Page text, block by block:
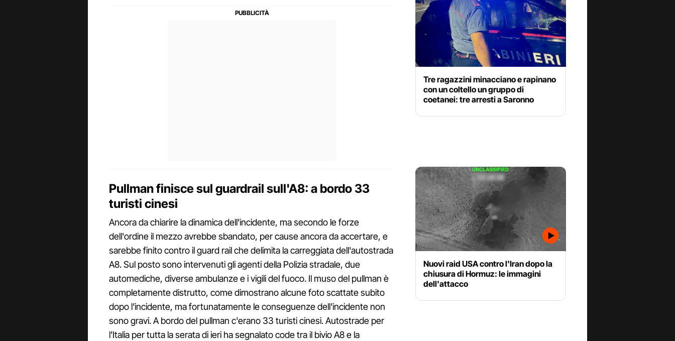
Pullman finisce sul guardrail sull'A8: a bordo 33
turisti cinesi
Ancora da chiarire la dinamica dell'incidente, ma secondo le forze
dell'ordine il mezzo avrebbe sbandato, per cause ancora da accertare, e
sarebbe finito contro il guard rail che delimita la carreggiata dell'autostrada
A8. Sul posto sono intervenuti gli agenti della Polizia stradale, due
automediche, diverse ambulanze e i vigili del fuoco. Il muso del pullman è
completamente distrutto, come dimostrano alcune foto scattate subito
dopo l'incidente, ma fortunatamente le conseguenze dell'incidente non
sono gravi. A bordo del pullman c'erano 33 turisti cinesi. Autostrade per
l'Italia per tutta la serata di ieri ha segnalato code tra il bivio A8 e la
Tre ragazzini minacciano e rapinano
con un coltello un gruppo di
coetanei: tre arresti a Saronno
Nuovi raid USA contro l'Iran dopo la
chiusura di Hormuz: le immagini
dell'attacco